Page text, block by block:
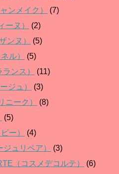
ンメイク）
(7)
ーヌ）
(2)
ンヌ）
(5)
ル）
(5)
ンス）
(11)
ジュ）
(3)
ニーク）
(8)
(5)
ー）
(4)
ュリペア）
(3)
（コスメデコルテ）
(6)